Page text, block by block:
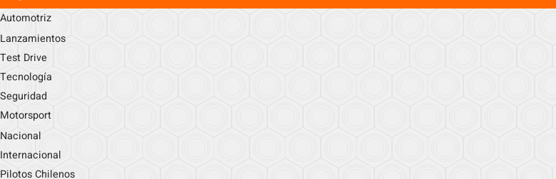
Automotriz
Lanzamientos
Test Drive
Tecnología
Seguridad
Motorsport
Nacional
Internacional
Pilotos Chilenos